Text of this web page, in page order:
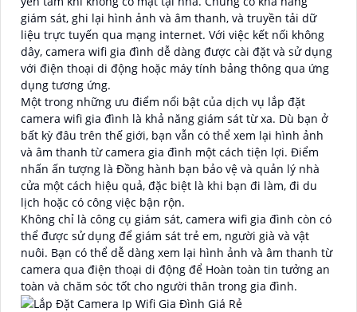
giám sát, ghi lại hình ảnh và âm thanh, và truyền tải dữ
liệu trực tuyến qua mạng internet. Với việc kết nối không
dây, camera wifi gia đình dễ dàng được cài đặt và sử dụng
với điện thoại di động hoặc máy tính bảng thông qua ứng
dụng tương ứng.
Một trong những ưu điểm nổi bật của dịch vụ lắp đặt
camera wifi gia đình là khả năng giám sát từ xa. Dù bạn ở
bất kỳ đâu trên thế giới, bạn vẫn có thể xem lại hình ảnh
và âm thanh từ camera gia đình một cách tiện lợi. Điểm
nhấn ấn tượng là Đồng hành bạn bảo vệ và quản lý nhà
cửa một cách hiệu quả, đặc biệt là khi bạn đi làm, đi du
lịch hoặc có công việc bận rộn.
Không chỉ là công cụ giám sát, camera wifi gia đình còn có
thể được sử dụng để giám sát trẻ em, người già và vật
nuôi. Bạn có thể dễ dàng xem lại hình ảnh và âm thanh từ
camera qua điện thoại di động để Hoàn toàn tin tưởng an
toàn và chăm sóc tốt cho người thân trong gia đình.